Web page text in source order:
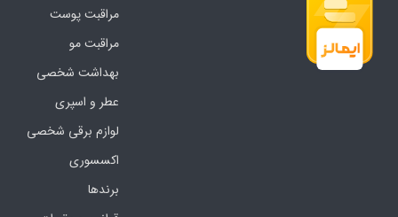
مراقبت پوست
مراقبت مو
بهداشت شخصی
عطر و اسپری
لوازم برقی شخصی
اکسسوری
برندها